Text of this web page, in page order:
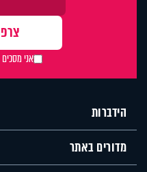
אני מסכים
הידברות
מדורים באתר